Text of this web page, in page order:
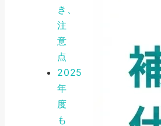
き、
注
意
点
2025
年
度
も